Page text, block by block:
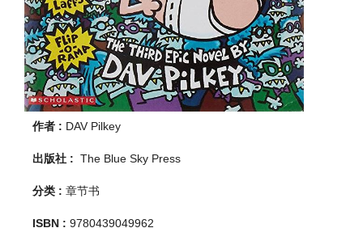
作者 : DAV Pilkey
出版社 : The Blue Sky Press
分类 : 章节书
ISBN : 9780439049962